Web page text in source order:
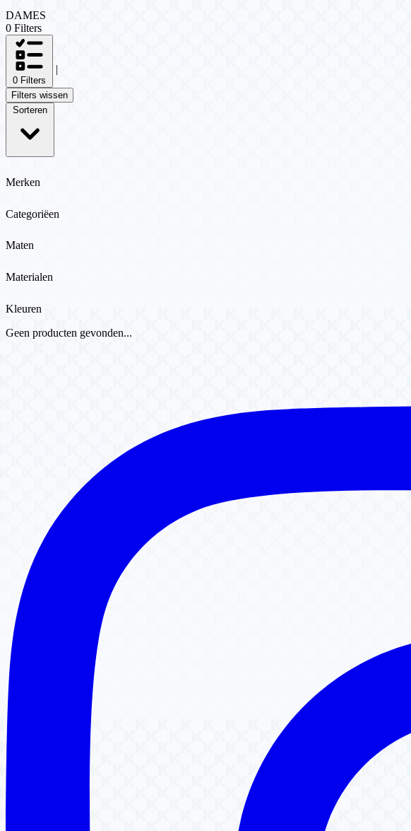
DAMES
0 Filters
0 Filters
|
Filters wissen
Sorteren
Merken
Categoriëen
Maten
Materialen
Kleuren
Geen producten gevonden...